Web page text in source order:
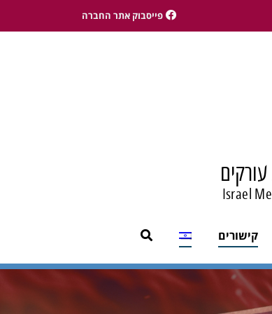
פייסבוק אתר החברה
Israel
קישורים